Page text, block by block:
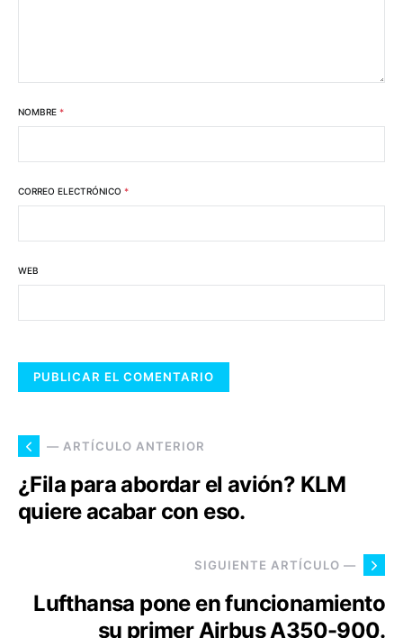
NOMBRE *
CORREO ELECTRÓNICO *
WEB
— ARTÍCULO ANTERIOR
¿Fila para abordar el avión? KLM
quiere acabar con eso.
SIGUIENTE ARTÍCULO —
Lufthansa pone en funcionamiento
su primer Airbus A350-900.